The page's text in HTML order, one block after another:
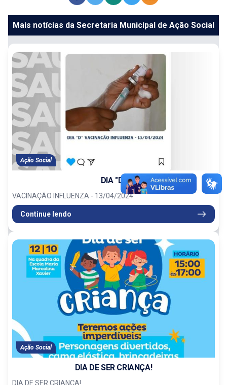
Mais notícias da Secretaria Municipal de Ação Social
Ação Social
DIA "D"
VACINAÇÃO INFLUENZA - 13/04/2024
Continue lendo
Ação Social
DIA DE SER CRIANÇA!
DIA DE SER CRIANÇA!